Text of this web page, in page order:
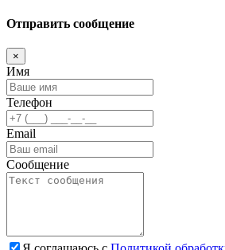
Отправить сообщение
×
Имя
Телефон
Email
Сообщение